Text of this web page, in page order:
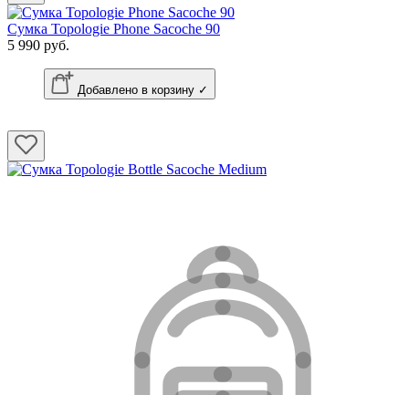
Сумка Topologie Phone Sacoche 90
5 990 руб.
Добавлено в корзину ✓